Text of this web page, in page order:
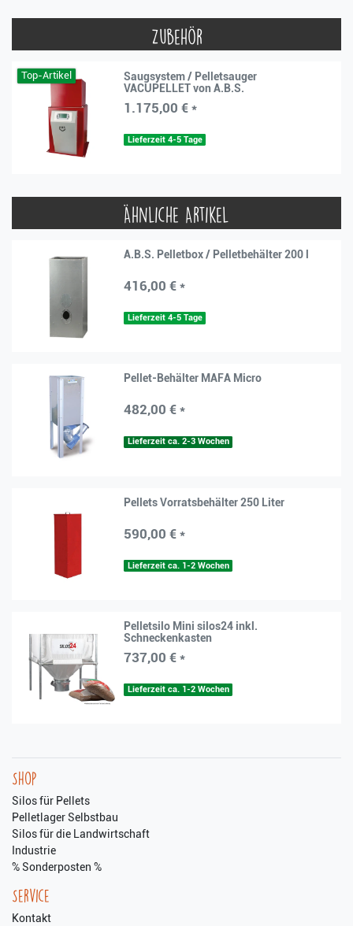
Zubehör
Top-Artikel
Saugsystem / Pelletsauger
VACUPELLET von A.B.S.
1.175,00 € *
Lieferzeit 4-5 Tage
Ähnliche Artikel
A.B.S. Pelletbox / Pelletbehälter 200 l
416,00 € *
Lieferzeit 4-5 Tage
Pellet-Behälter MAFA Micro
482,00 € *
Lieferzeit ca. 2-3 Wochen
Pellets Vorratsbehälter 250 Liter
590,00 € *
Lieferzeit ca. 1-2 Wochen
Pelletsilo Mini silos24 inkl.
Schneckenkasten
737,00 € *
Lieferzeit ca. 1-2 Wochen
Shop
Silos für Pellets
Pelletlager Selbstbau
Silos für die Landwirtschaft
Industrie
% Sonderposten %
Service
Kontakt